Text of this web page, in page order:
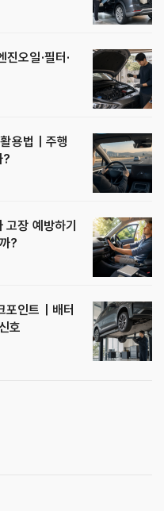
오일·필터·
용법｜주행
?
장 예방하기
?
포인트｜배터
호